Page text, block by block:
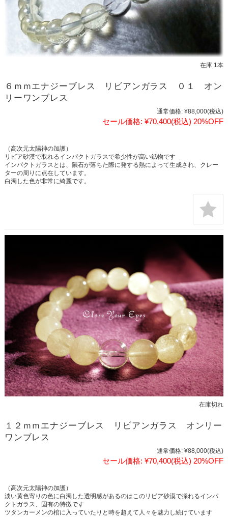
在庫 1本
６ｍｍエナジーブレス リビアンガラス ０１ オン
リーワンブレス
通常価格: ¥88,000(税込)
セール価格: ¥70,400(税込) 20%OFF
（高次元太陽神の加護）
リビア砂漠で取れるインパクトガラスで希少性が高い鉱物です
インパクトガラスとは、隕石が落ちた際に発する熱によって生成され、クレー
ターの周りに点在しています。
白濁した色が非常に綺麗です。
在庫切れ
１２ｍｍエナジーブレス リビアンガラス オンリー
ワンブレス
通常価格: ¥88,000(税込)
セール価格: ¥70,400(税込) 20%OFF
（高次元太陽神の加護）
淡い黄色寄りの色に白濁した透明感があるのはこのリビア砂漠で採れるインパ
クトガラス、固有の特徴です
ツタンカーメンの棺に入っていたりと時を超えて人々を魅力し続けています